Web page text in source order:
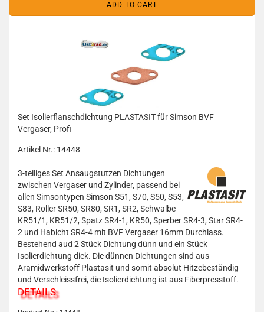
ADD TO CART
Set Isolierflanschdichtung PLASTASIT für Simson BVF
Vergaser, Profi
Artikel Nr.: 14448
3-teiliges Set Ansaugstutzen Dichtungen
zwischen Vergaser und Zylinder, passend bei
allen Simsontypen Simson S51, S70, S50, S53,
S83, Roller SR50, SR80, SR1, SR2, Schwalbe
KR51/1, KR51/2, Spatz SR4-1, KR50, Sperber SR4-3, Star SR4-
2 und Habicht SR4-4 mit BVF Vergaser 16mm Durchlass.
Bestehend aud 2 Stück Dichtung dünn und ein Stück
Isolierdichtung dick. Die dünnen Dichtungen sind aus
Aramidwerkstoff Plastasit und somit absolut Hitzebeständig
und Verschleissfrei, die Isolierdichtung ist aus Fiberpresstoff.
DETAILS